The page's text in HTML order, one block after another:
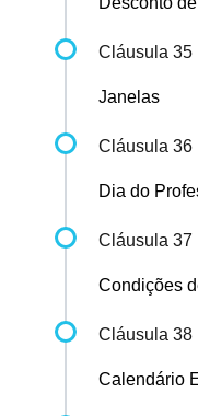
Cláusula 35
Janelas
Cláusula 36
Dia do
Cláusula 37
Condições
Cláusula 38
Calendário